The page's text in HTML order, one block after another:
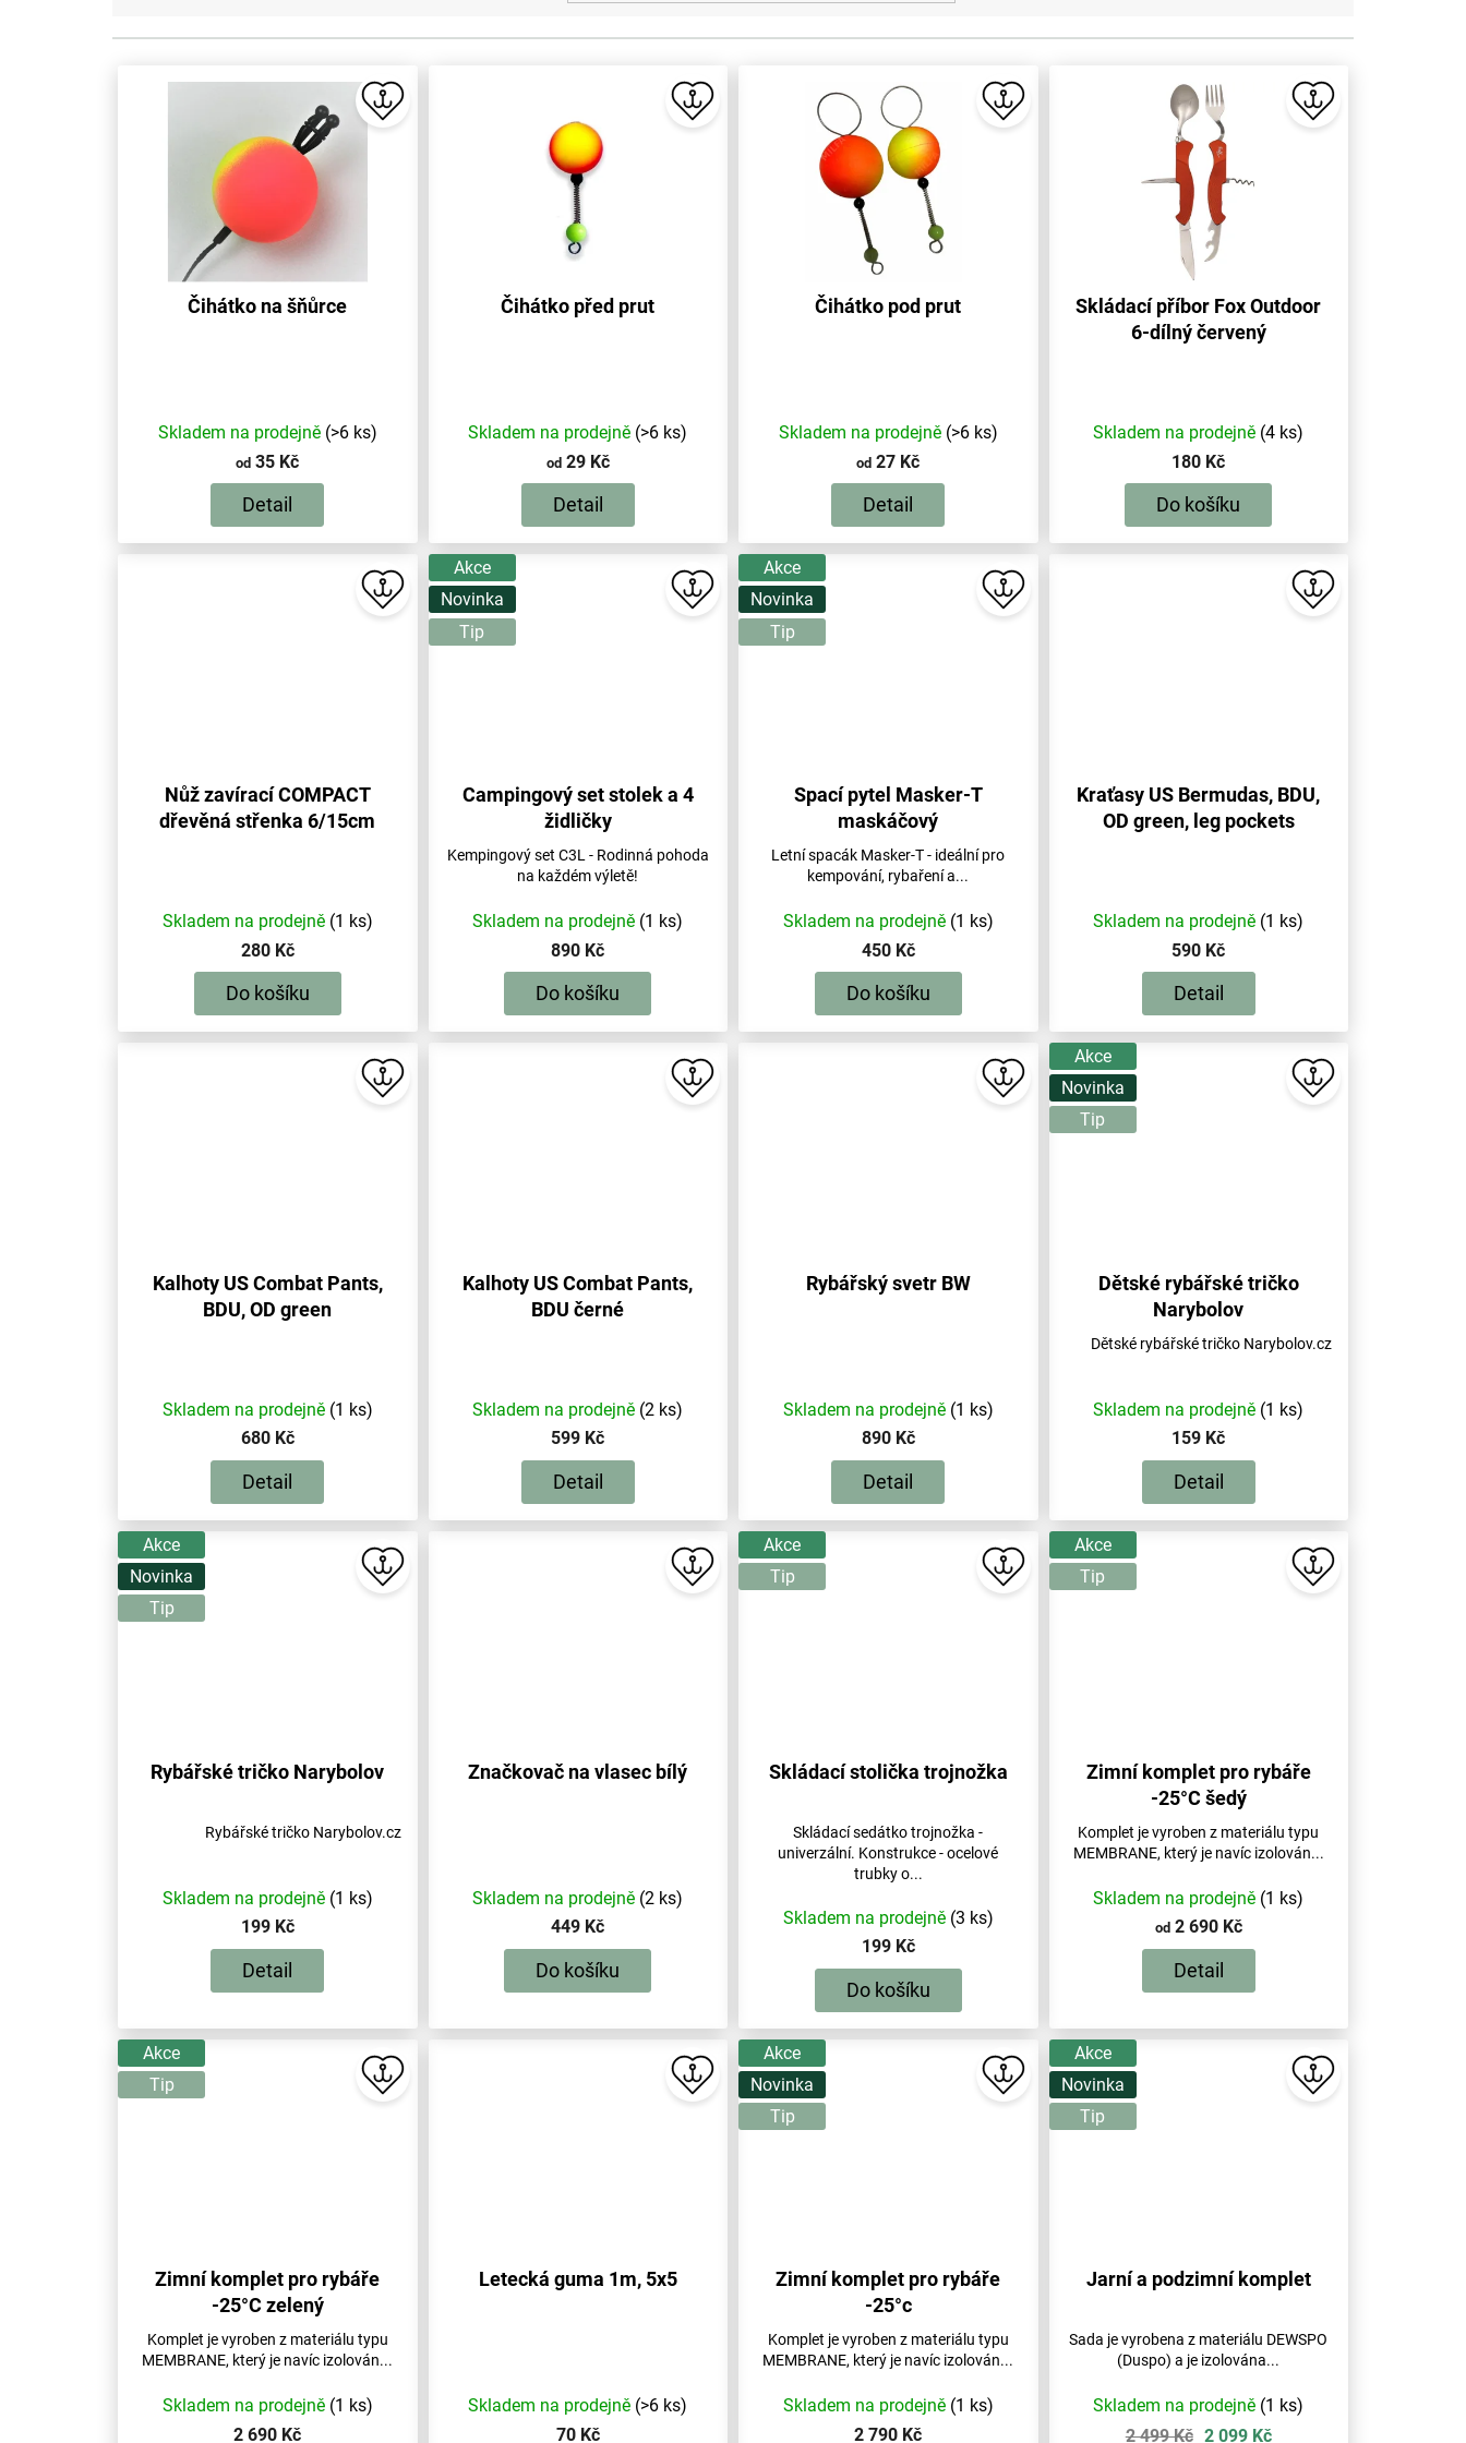
Čihátko na šňůrce
Skladem na prodejně (>6 ks)
od 35 Kč
Detail
Čihátko před prut
Skladem na prodejně (>6 ks)
od29 Kč
Detail
Čihátko pod prut
Skladem na prodejně (>6 ks)
od 27 Kč
Detail
Skládací příbor Fox Outdoor
6-dílný červený
Skladem na prodejně (4 ks)
180 Kč
Do košíku
Nůž zavírací COMPACT
dřevěná střenka 6/15cm
Skladem na prodejně (1 ks)
280 Kč
Do košíku
Akce
Novinka
Tip
Campingový set stolek a 4
židličky
Skladem na prodejně (1 ks)
890 Kč
Do košíku
Kempingový set C3L - Rodinná pohoda
na každém výletě!
Akce
Novinka
Tip
Spací pytel Masker-T
maskáčový
Skladem na prodejně (1 ks)
450 Kč
Do košíku
Letní spacák Masker-T - ideální pro
kempování, rybaření a...
Kraťasy US Bermudas, BDU,
OD green, leg pockets
Skladem na prodejně (1 ks)
590 Kč
Detail
Kalhoty US Combat Pants,
BDU, OD green
Skladem na prodejně (1 ks)
680 Kč
Detail
Kalhoty US Combat Pants,
BDU černé
Skladem na prodejně (2 ks)
599 Kč
Detail
Rybářský svetr BW
Skladem na prodejně (1 ks)
890 Kč
Detail
Akce
Novinka
Tip
Dětské rybářské tričko
Narybolov
Skladem na prodejně (1 ks)
159 Kč
Detail
Dětské rybářské tričko Narybolov.cz
Akce
Novinka
Tip
Rybářské tričko Narybolov
Skladem na prodejně (1 ks)
199 Kč
Detail
Rybářské tričko Narybolov.cz
Značkovač na vlasec bílý
Skladem na prodejně (2 ks)
449 Kč
Do košíku
Akce
Tip
Skládací stolička trojnožka
Skladem na prodejně (3 ks)
199 Kč
Do košíku
Skládací sedátko trojnožka -
univerzální. Konstrukce - ocelové
trubky o...
Akce
Tip
Zimní komplet pro rybáře
-25°C šedý
Skladem na prodejně (1 ks)
od2 690 Kč
Detail
Komplet je vyroben z materiálu typu
MEMBRANE, který je navíc izolován...
Akce
Tip
Zimní komplet pro rybáře
-25°C zelený
Skladem na prodejně (1 ks)
2 690 Kč
Komplet je vyroben z materiálu typu
MEMBRANE, který je navíc izolován...
Letecká guma 1m, 5x5
Skladem na prodejně (>6 ks)
70 Kč
Akce
Novinka
Tip
Zimní komplet pro rybáře
-25°c
Skladem na prodejně (1 ks)
2 790 Kč
Komplet je vyroben z materiálu typu
MEMBRANE, který je navíc izolován...
Akce
Novinka
Tip
Jarní a podzimní komplet
Skladem na prodejně (1 ks)
2 499 Kč 2 099 Kč
Sada je vyrobena z materiálu DEWSPO
(Duspo) a je izolována...